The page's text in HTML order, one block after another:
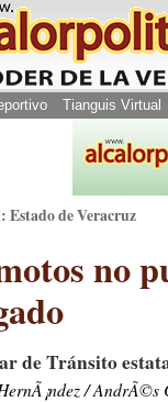
Tianguis Virtual
Estado de Veracruz
no
de Tránsito
/ AndrÃ©s